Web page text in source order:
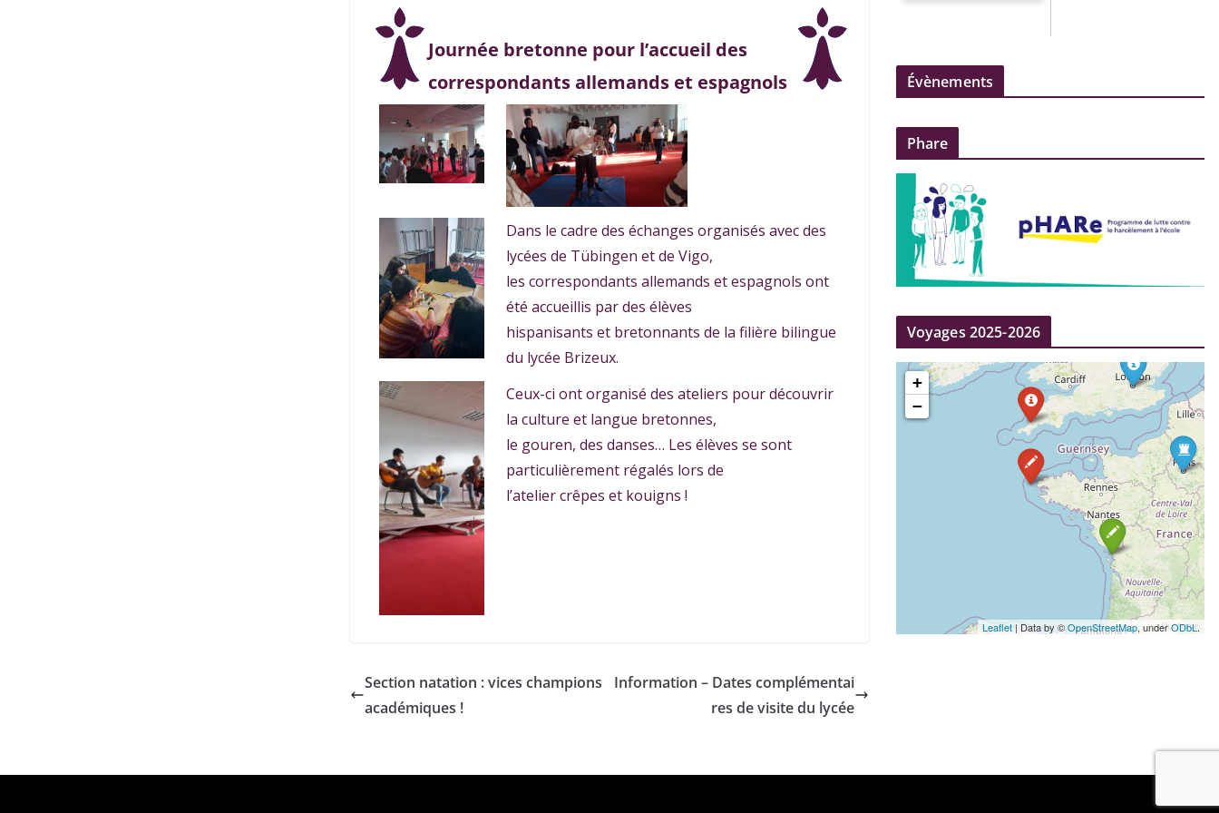
Journée bretonne pour l’accueil des
correspondants allemands et espagnols
Dans le cadre des échanges organisés avec des
lycées de Tübingen et de Vigo,
les correspondants allemands et espagnols ont
été accueillis par des élèves
hispanisants et bretonnants de la filière bilingue
du lycée Brizeux.
Ceux-ci ont organisé des ateliers pour découvrir
la culture et langue bretonnes,
le gouren, des danses… Les élèves se sont
particulièrement régalés lors de
l’atelier crêpes et kouigns !
Section natation : vices champions
académiques !
Information – Dates complémentai
res de visite du lycée
Évènements
Phare
Voyages 2025-2026